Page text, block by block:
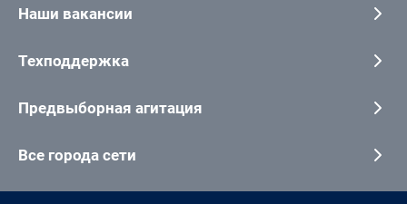
Наши вакансии
Техподдержка
Предвыборная агитация
Все города сети